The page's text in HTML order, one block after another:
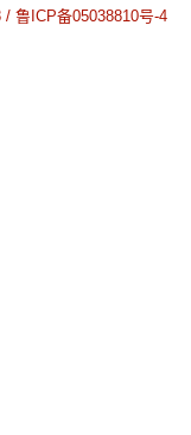
鲁ICP备05038810号-4